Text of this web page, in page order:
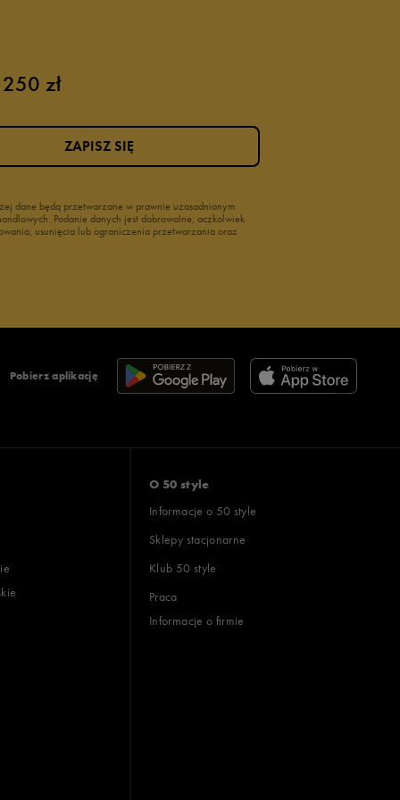
zł
dane będą przetwarzane w prawnie uzasadnionym
Podanie danych jest dobrowolne, aczkolwiek
usunięcia lub ograniczenia przetwarzania oraz
ZAPISZ SIĘ
Pobierz aplikację
O 50 style
Informacje o 50 style
Sklepy stacjonarne
Klub 50 style
Praca
Informacje o firmie